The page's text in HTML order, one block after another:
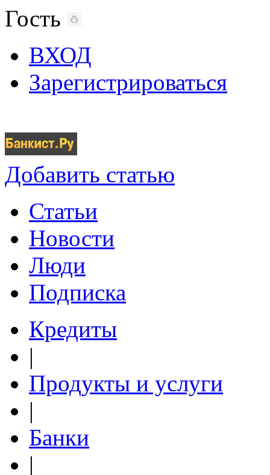
Гость
ВХОД
Зарегистрироваться
Добавить статью
Статьи
Новости
Люди
Подписка
Кредиты
|
Продукты и услуги
|
Банки
|